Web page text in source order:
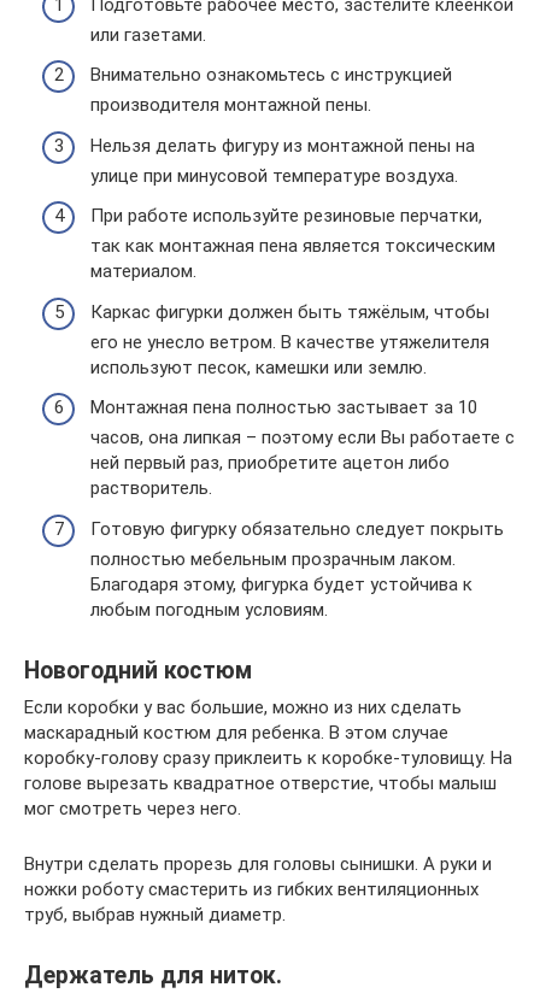
Подготовьте рабочее место, застелите клеёнкой
или газетами.
Внимательно ознакомьтесь с инструкцией
производителя монтажной пены.
Нельзя делать фигуру из монтажной пены на
улице при минусовой температуре воздуха.
При работе используйте резиновые перчатки,
так как монтажная пена является токсическим
материалом.
Каркас фигурки должен быть тяжёлым, чтобы
его не унесло ветром. В качестве утяжелителя
используют песок, камешки или землю.
Монтажная пена полностью застывает за 10
часов, она липкая – поэтому если Вы работаете с
ней первый раз, приобретите ацетон либо
растворитель.
Готовую фигурку обязательно следует покрыть
полностью мебельным прозрачным лаком.
Благодаря этому, фигурка будет устойчива к
любым погодным условиям.
Новогодний костюм
Если коробки у вас большие, можно из них сделать
маскарадный костюм для ребенка. В этом случае
коробку-голову сразу приклеить к коробке-туловищу. На
голове вырезать квадратное отверстие, чтобы малыш
мог смотреть через него.
Внутри сделать прорезь для головы сынишки. А руки и
ножки роботу смастерить из гибких вентиляционных
труб, выбрав нужный диаметр.
Держатель для ниток.